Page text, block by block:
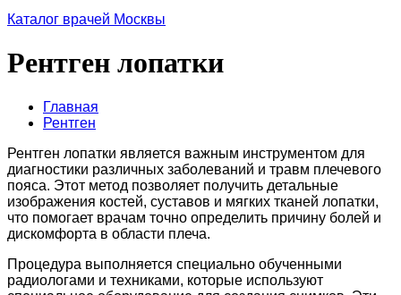
Каталог врачей Москвы
Рентген лопатки
Главная
Рентген
Рентген лопатки является важным инструментом для
диагностики различных заболеваний и травм плечевого
пояса. Этот метод позволяет получить детальные
изображения костей, суставов и мягких тканей лопатки,
что помогает врачам точно определить причину болей и
дискомфорта в области плеча.
Процедура выполняется специально обученными
радиологами и техниками, которые используют